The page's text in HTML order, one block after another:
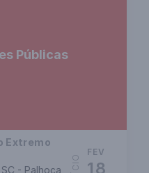
Públicas
Extremo
- Palhoça
FEV
18